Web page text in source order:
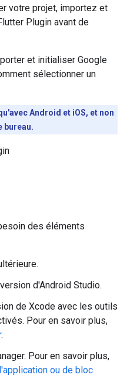
votre projet, importez et
Plugin avant de
et initialiser Google
sélectionner un
Android et iOS, et non
bureau.
des éléments
d'Android Studio.
de Xcode avec les outils
Pour en savoir plus,
.
Pour en savoir plus,
ou de bloc